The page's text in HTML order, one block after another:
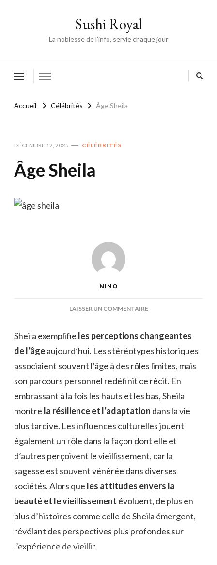
Sushi Royal
La noblesse de l’info, servie chaque jour
Accueil Célébrités Âge Sheila
DÉCEMBRE 12, 2025 CÉLÉBRITÉS
Âge Sheila
NINO
LAISSER UN COMMENTAIRESUR
Sheila exemplifie les perceptions changeantes
de l’âgeaujourd’hui. Les stéréotypes historiques
associaient souvent l’âge à des rôles limités, mais
son parcours personnel redéfinit ce récit. En
embrassant à la fois les hauts et les bas, Sheila
montre la résilience et l’adaptation dans la vie
plus tardive. Les influences culturelles jouent
également un rôle dans la façon dont elle et
d’autres perçoivent le vieillissement, car la
sagesse est souvent vénérée dans diverses
sociétés. Alors que les attitudes envers la
beauté et le vieillissement évoluent, de plus en
plus d’histoires comme celle de Sheila émergent,
révélant des perspectives plus profondes sur
l’expérience de vieillir.